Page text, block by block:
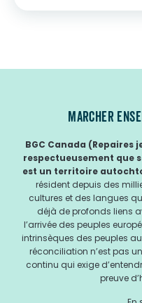
MARCHER
BGC Canada
respectueusement que
est un territoire
résident depuis des
cultures et des langues
déjà de profonds liens
l’arrivée des peuples
intrinsèques des peuples
réconciliation n’est pas
continu qui exige
preuve